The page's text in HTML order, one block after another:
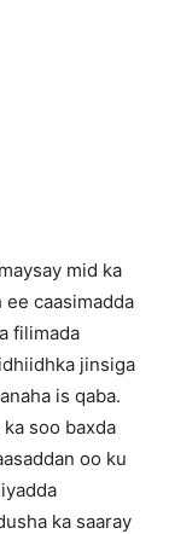
mid ka
ee caasimadda
filimada
jinsiga
is qaba.
soo baxda
oo ku
ka saaray